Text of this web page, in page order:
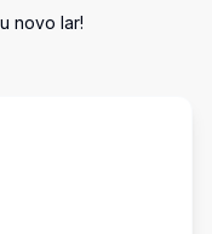
novo lar!